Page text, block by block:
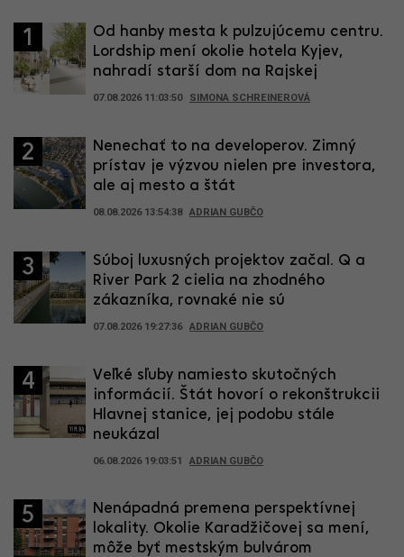
1
Od hanby mesta k pulzujúcemu centru.
Lordship mení okolie hotela Kyjev,
nahradí starší dom na Rajskej
07.08.2026 11:03:50 SIMONA SCHREINEROVÁ
2
Nenechať to na developerov. Zimný
prístav je výzvou nielen pre investora,
ale aj mesto a štát
08.08.2026 13:54:38 ADRIAN GUBČO
3
Súboj luxusných projektov začal. Q a
River Park 2 cielia na zhodného
zákazníka, rovnaké nie sú
07.08.2026 19:27:36 ADRIAN GUBČO
4
Veľké sľuby namiesto skutočných
informácií. Štát hovorí o rekonštrukcii
Hlavnej stanice, jej podobu stále
neukázal
06.08.2026 19:03:51 ADRIAN GUBČO
5
Nenápadná premena perspektívnej
lokality. Okolie Karadžičovej sa mení,
môže byť mestským bulvárom